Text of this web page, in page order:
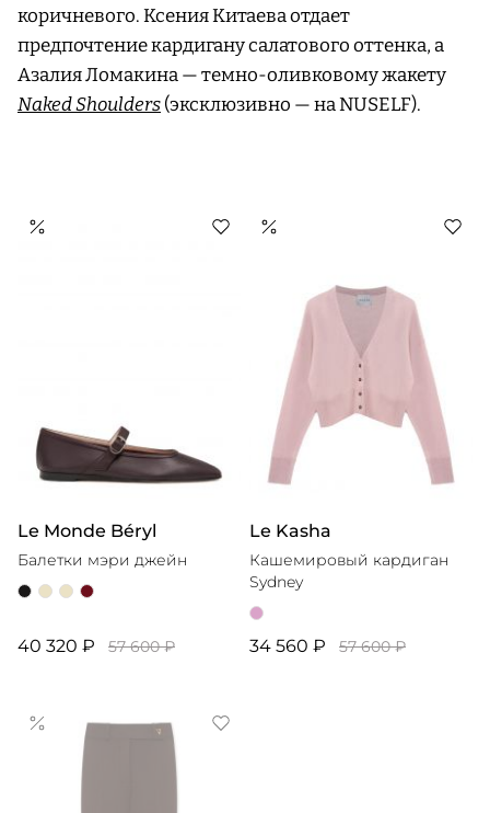
коричневого. Ксения Китаева отдает
предпочтение кардигану салатового оттенка, а
Азалия Ломакина — темно-оливковому жакету
Naked Shoulders(эксклюзивно — на NUSELF).
Le Monde Béryl
Балетки мэри джейн
40 320 ₽ 57 600 ₽
Le Kasha
Кашемировый кардиган
Sydney
34 560 ₽ 57 600 ₽